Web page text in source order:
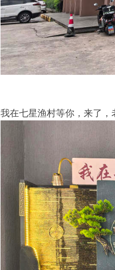
我在七星渔村等你，来了，